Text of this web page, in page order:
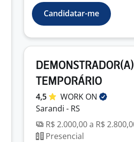
Candidatar-me
TEMPORÁRIO
4,5 WORK ON
Sarandi - RS
R$ 2.000,00 a R$
Presencial